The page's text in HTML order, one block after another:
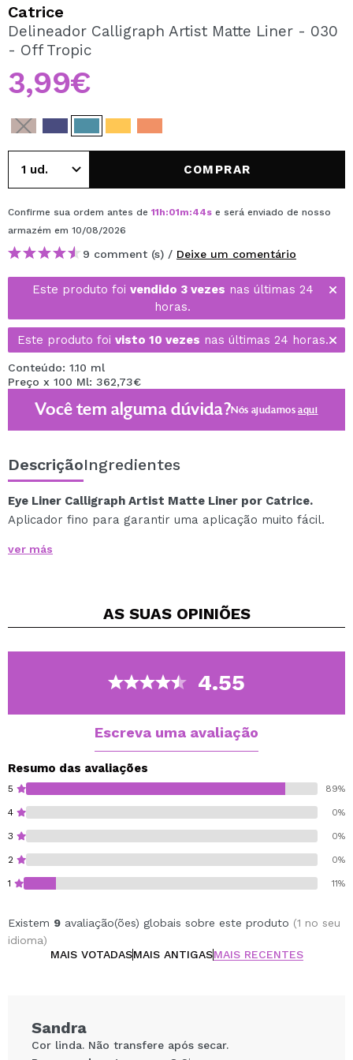
Ao criar uma conta no Maquibeauty.pt pode fazer as suas
compras rapidamente, verificar o estado das suas
CRIAR CONTA
Catrice
Delineador Calligraph Artist Matte Liner - 030
- Off Tropic
3,99€
COMPRAR
Confirme sua ordem antes de 11h:01m:44s e será enviado de nosso
armazém em 10/08/2026
9 comment (s) / Deixe um comentário
Este produto foi vendido 3 vezes nas últimas 24
horas.
Este produto foi visto 10 vezes nas últimas 24 horas.
Conteúdo: 1.10 ml
Preço x 100 Ml: 362,73€
Você tem alguma dúvida?Nós ajudamosaqui
DescriçãoIngredientes
Eye Liner Calligraph Artist Matte Liner por Catrice.
Aplicador fino para garantir uma aplicação muito fácil.
preciso e, ao mesmo tempo, também permite um
sua preferida.
ver más
AS SUAS OPINIÕES
4.55
Escreva uma avaliação
Resumo das avaliações
5 89%
4 0%
3 0%
2 0%
1 11%
Existem 9 avaliação(ões) globais sobre este produto (1 no seu
idioma)
MAIS VOTADASMAIS ANTIGASMAIS RECENTES
Sandra
Cor linda. Não transfere após secar.